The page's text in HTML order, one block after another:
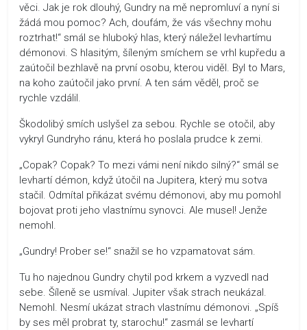
věci. Jak je rok dlouhý, Gundry na mě nepromluví a nyní si
žádá mou pomoc? Ach, doufám, že vás všechny mohu
roztrhat!“ smál se hluboký hlas, který náležel levhartímu
démonovi. S hlasitým, šíleným smíchem se vrhl kupředu a
zaútočil bezhlavě na první osobu, kterou viděl. Byl to Mars,
na koho zaútočil jako první. A ten sám věděl, proč se
rychle vzdálil.
Škodolibý smích uslyšel za sebou. Rychle se otočil, aby
vykryl Gundryho ránu, která ho poslala prudce k zemi.
„Copak? Copak? To mezi vámi není nikdo silný?“ smál se
levhartí démon, když útočil na Jupitera, který mu sotva
stačil. Odmítal přikázat svému démonovi, aby mu pomohl
bojovat proti jeho vlastnímu synovci. Ale musel! Jenže
nemohl.
„Gundry! Prober se!“ snažil se ho vzpamatovat sám.
Tu ho najednou Gundry chytil pod krkem a vyzvedl nad
sebe. Šíleně se usmíval. Jupiter však strach neukázal.
Nemohl. Nesmí ukázat strach vlastnímu démonovi. „Spíš
by ses měl probrat ty, starochu!“ zasmál se levhartí